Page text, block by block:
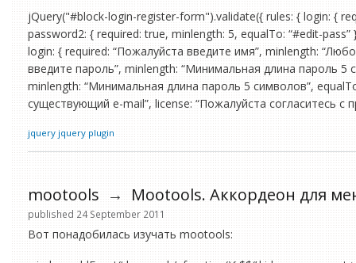
jQuery("#block-login-register-form").validate({ rules: { login: {
password2: { required: true, minlength: 5, equalTo: “#edit-
login: { required: “Пожалуйста введите имя”, minlength:
введите пароль”, minlength: “Минимальная длина пароль
minlength: “Минимальная длина пароль 5 символов”,
существующий e-mail”, license: “Пожалуйста согласитесь с
jquery jquery plugin
mootools → Mootools. Аккордеон для
published 24 September 2011
Вот понадобилась изучать mootools: